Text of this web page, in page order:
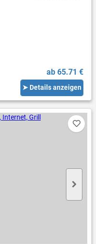
ab 65.71 €
➤ Details anzeigen